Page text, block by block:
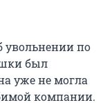
увольнении по
был
уже не могла
компании.